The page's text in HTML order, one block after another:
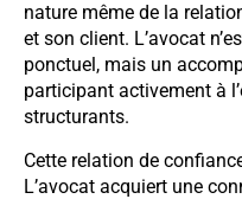
nature même de la
et son client. L’avocat
ponctuel, mais un
participant activement à
structurants.
Cette relation de
L’avocat acquiert une